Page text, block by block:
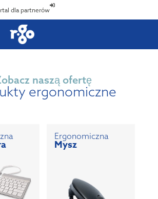
dla partnerów
naszą ofertę
ergonomiczne
Ergonomiczna
Mysz